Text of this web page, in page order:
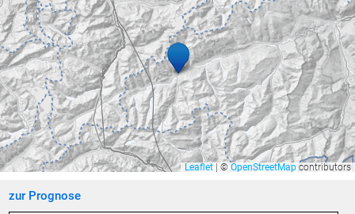
24,9 °C Rünenberg
24,8 °C Lachen / Galgenen
24,7 °C Feldkirch Nofels Nord
24,6 °C Mühlehorn / Walensee
24,6 °C Lauterach
24,6 °C Mäder Zentrum
24,6 °C Feldkirch - Runa ZAMG
24,4 °C Lindau Insel
24,4 °C
Leaflet © OpenStreetMap contributors
zur Prognose